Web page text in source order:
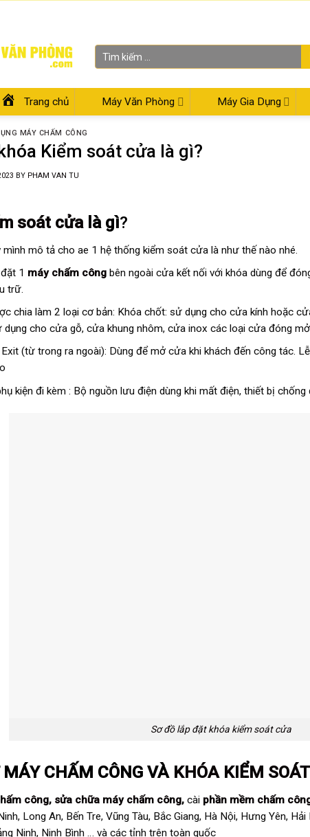
Tìm
kiếm:
Trang chủ Máy Văn Phòng Máy Gia Dụng
MÁY CHẤM CÔNG
Kiểm soát cửa là gì?
BY PHAM VAN TU
soát cửalà gì?
mình mô tả cho ae 1 hệ thống kiểm soát cửa là như thế nào nhé.
1 máy chấm côngbên ngoài cửa kết nối với khóa dùng để
trữ.
chia làm 2 loại cơ bản: Khóa chốt: sử dụng cho cửa kính hoặc
dụng cho cửa gỗ, cửa khung nhôm, cửa inox các loại cửa đóng
Exit (từ trong ra ngoài): Dùng để mở cửa khi khách đến công tác.
kiện đi kèm : Bộ nguồn lưu điện dùng khi mất điện, thiết bị chống
Sơ đồ lắp đặt khóa kiểm soát cửa
CHẤM CÔNG VÀ KHÓA KIỂM
công, sửa chữa máy chấm công, cài phần mềm chấm
Long An, Bến Tre, Vũng Tàu, Bắc Giang, Hà Nội, Hưng Yên,
Ninh, Ninh Bình … và các tỉnh trên toàn quốc